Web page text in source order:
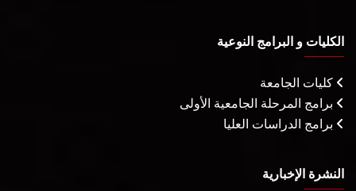
الكليات و البرامج النوعية
كليات الجامعة
برامج المرحلة الجامعية الأولى
برامج الدراسات العليا
النشرة الإخبارية